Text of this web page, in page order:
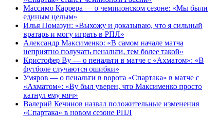
Массимо Каррера — о чемпионском сезоне: «Мы были
единым целым»
Илья Помазун: «Выхожу и доказываю, что я сильный
вратарь и могу играть в РПЛ»
Александр Максименко: «В самом начале матча
неприятно получать пенальти, тем более такой»
Кристофер Ву — о пенальти в матче с «Ахматом»: «В
футболе случаются ошибки»
Умяров — о пенальти в ворота «Спартака» в матче с
«Ахматом»: «Ву был уверен, что Максименко просто
катнул ему мяч»
Валерий Кечинов назвал положительные изменения
«Спартака» в новом сезоне РПЛ